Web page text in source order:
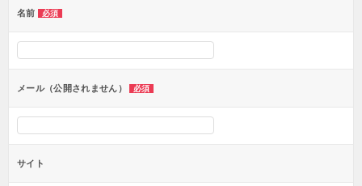
シ
ョ
ン
名前 必須
メール（公開されません） 必須
サイト